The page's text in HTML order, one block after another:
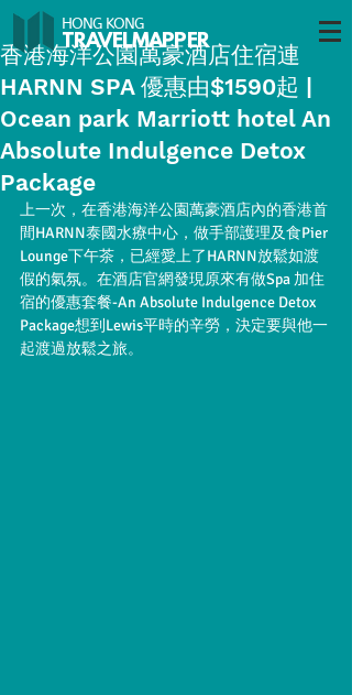
HONG KONG
TRAVELMAPPER
香港海洋公園萬豪酒店住宿連
HARNN SPA 優惠由$1590起 |
Ocean park Marriott hotel An
Absolute Indulgence Detox
Package
上一次，在香港海洋公園萬豪酒店內的香港首
間HARNN泰國水療中心，做手部護理及食Pier
Lounge下午茶，已經愛上了HARNN放鬆如渡
假的氣氛。在酒店官網發現原來有做Spa 加住
宿的優惠套餐-An Absolute Indulgence Detox
Package想到Lewis平時的辛勞，決定要與他一
起渡過放鬆之旅。